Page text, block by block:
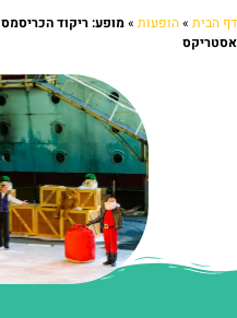
דף הבית »הופעות »
אסטריקס